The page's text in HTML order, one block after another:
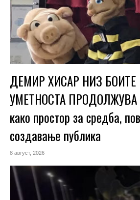
ДЕМИР ХИСАР НИЗ
УМЕТНОСТА ПРОДОЛЖУВА
како простор за средба,
создавање публика
8 август, 2026